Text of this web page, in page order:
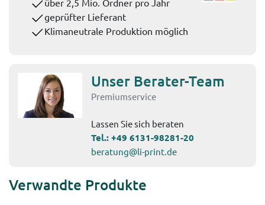
geprüfter Lieferant
Klimaneutrale Produktion möglich
Unser Berater-Team
Premiumservice
Lassen Sie sich beraten
Tel.:+49 6131-98281-20
beratung@li-print.de
Verwandte Produkte